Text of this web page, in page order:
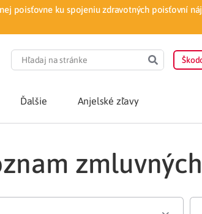
poisťovne ku spojeniu zdravotných poisťovní
Ďalšie Anjelské zľavy